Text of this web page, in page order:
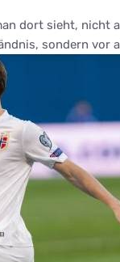
dort sieht, nicht
sondern vor